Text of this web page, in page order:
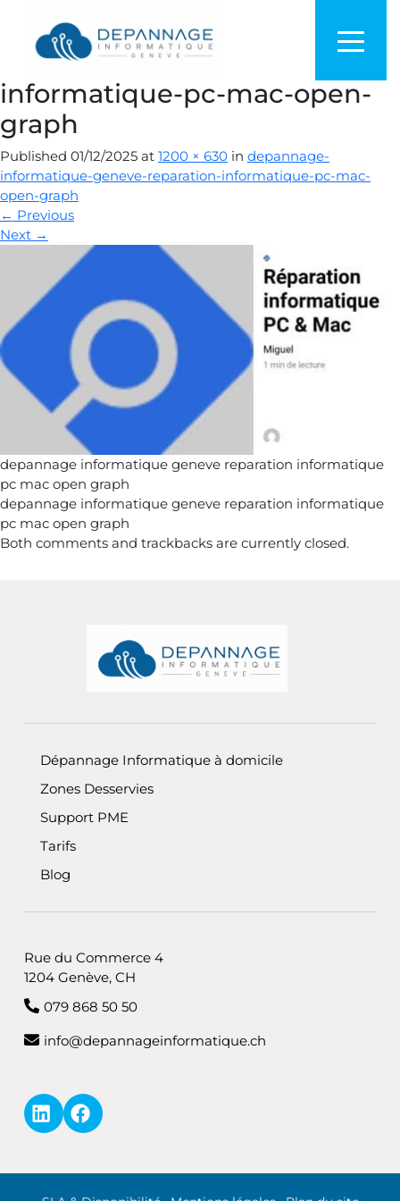
depannage-informatique-
geneve-reparation-
informatique-pc-mac-open-
graph
Published 01/12/2025 at 1200 × 630 in depannage-
informatique-geneve-reparation-informatique-pc-mac-
open-graph
← Previous
Next →
depannage informatique geneve reparation informatique
pc mac open graph
depannage informatique geneve reparation informatique
pc mac open graph
Both comments and trackbacks are currently closed.
Informations de pied de page
Dépannage Informatique à domicile
Zones Desservies
Support PME
Tarifs
Blog
Rue du Commerce 4
1204 Genève, CH
079 868 50 50
info@depannageinformatique.ch
LinkedIn — i4M Services Informatiques Sàrl
Facebook